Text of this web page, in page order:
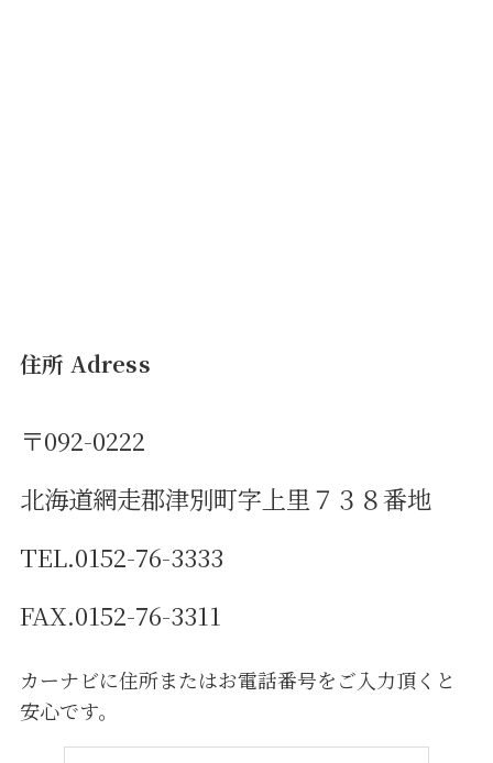
住所 Adress
〒092-0222
北海道網走郡津別町字上里７３８番地
TEL.0152-76-3333
FAX.0152-76-3311
カーナビに住所またはお電話番号をご入力頂くと
安心です。